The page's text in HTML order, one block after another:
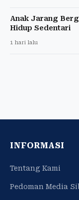
Anak Jarang
Hidup Sedentari
1 hari lalu
INFORMASI
Tentang Kami
Pedoman Media